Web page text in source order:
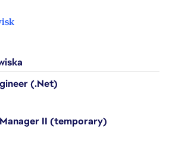
(.Net)
II (temporary)